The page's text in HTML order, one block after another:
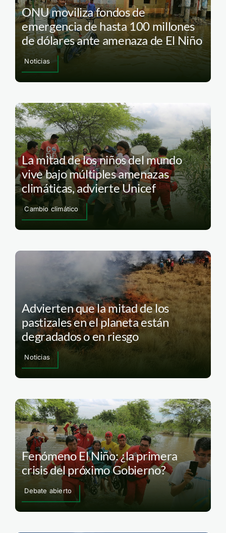
ONU moviliza fondos de
emergencia de hasta 100 millones
de dólares ante amenaza de El Niño
Noticias
La mitad de los niños del mundo
vive bajo múltiples amenazas
climáticas, advierte Unicef
Cambio climático
Advierten que la mitad de los
pastizales en el planeta están
degradados o en riesgo
Noticias
Fenómeno El Niño: ¿la primera
crisis del próximo Gobierno?
Debate abierto